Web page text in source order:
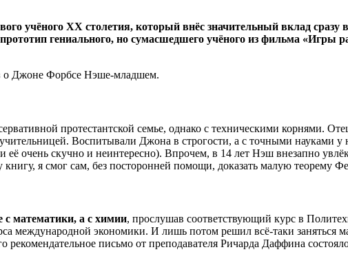
учёного ХХ столетия, который внёс значительный вклад сразу
гениального, но сумасшедшего учёного из фильма «Игры
о Джоне Форбсе Нэше-младшем.
протестантской семье, однако с техническими корнями.
Воспитывали Джона в строгости, а с точными науками
её очень скучно и неинтересно). Впрочем, в 14 лет Нэш внезапно
я смог сам, без посторонней помощи, доказать малую теорему
с математики, а с химии, прослушав соответствующий курс в
международной экономики. И лишь потом решил всё-таки заняться
письмо от преподавателя Ричарда Даффина